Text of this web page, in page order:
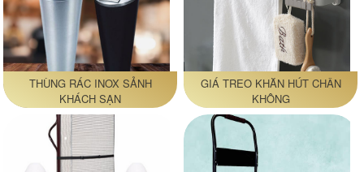
THÙNG RÁC INOX SẢNH
KHÁCH SẠN
GIÁ TREO KHĂN HÚT CHÂN
KHÔNG